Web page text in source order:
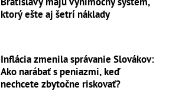
ktorý ešte aj šetrí náklady
Inflácia zmenila správanie Slovákov:
Ako narábať s peniazmi, keď
nechcete zbytočne riskovať?